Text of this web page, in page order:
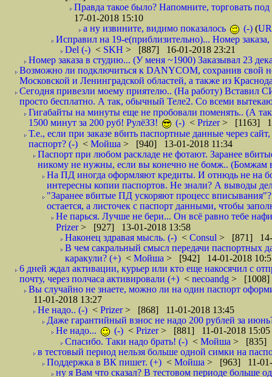
Правда такое было? Напомните, торговать
17-01-2018 15:10
а ну извините, видимо показалось
(-) (
Исправил на 19-е(приблизительно)... Номер
Del (-) < SKH > [887] 16-01-2018 23:21
Номер заказа в студию... (У меня ~1900) Заказывал 23
Возможно ли подключиться к DANYCOM, сохранив свой
Московской и Ленинградской областей, а также из
Сегодня привезли моему приятелю.. (На работу) Вставил
просто бесплатно. А так, обычный Теле2. Со всеми
Гигабайты на минуты еще не пробовали поменять.. (А
1500 минут за 200 руб! РулёЗЗ!
(-) < Prizer> [1163]
Т.е., если при заказе вбить паспортные данные через
паспорт? (-) < Мойша > [940] 13-01-2018 11:34
Паспорт при любом раскладе не фотают. Заранее
никому не нужны, если вы конечно не бомж.. (Бомжам
На ПД иногда оформляют кредиты. И отнюдь не на
интересны копии паспортов. Не знали? А выводы
"Заранее вбитые ПД ускоряют процесс
остается, а листочек с паспорт данными, чтобы
Не парься. Лучше не бери... Он всё равно тебе
Prizer> [927] 13-01-2018 13:58
Наконец здравая мысль. (-) < Consul > [871] 14-
В чем сакральный смысл передачи паспортных
каракули? (+) < Мойша > [942] 14-01-2018
6 дней ждал активации, курьер или кто еще накосячил с
почту, через полчаса активировали (+) < necoandg > [1008]
Вы случайно не знаете, можно ли на один паспорт
11-01-2018 13:27
Не надо.. (-) < Prizer> [868] 11-01-2018 13:45
Даже гарантийный взнос не надо 200 рублей за
Не надо...
(-) < Prizer> [881] 11-01-2018 15:05
Спасибо. Таки надо брать! (-) < Мойша > [835]
в тестовый период нельзя больше одной симки на
Поддержка в ВК пишет. (+) < Мойша > [963] 11-01-
ну я Вам что сказал? В тестовом периоде больше